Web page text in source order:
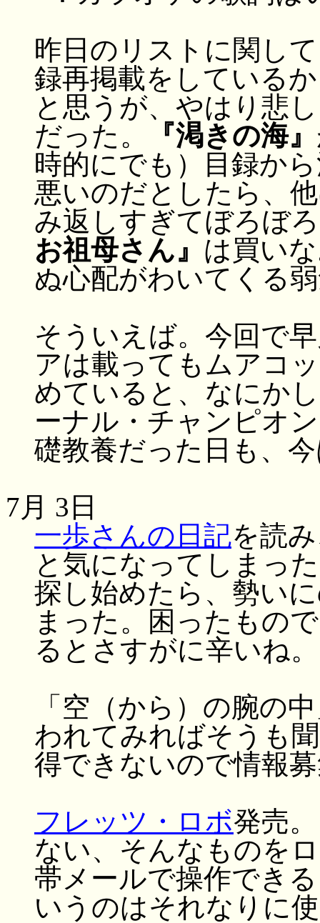
昨日のリストに関し
録再掲載をしている
と思うが、やはり悲
だった。
『渇きの海』
時的にでも）目録か
悪いのだとしたら、
み返しすぎてぼろぼ
お祖母さん』 は買い
ぬ心配がわいてくる
そういえば。今回で
アは載ってもムアコ
めていると、なにか
ーナル・チャンピオ
礎教養だった日も、
7月 3日
一歩さんの日記を読
と気になってしまっ
探し始めたら、勢い
まった。困ったもの
るとさすがに辛いね。
「空（から）の腕の
われてみればそうも
得できないので情報
フレッツ・ロボ発売
ない、そんなものを
帯メールで操作でき
いうのはそれなりに